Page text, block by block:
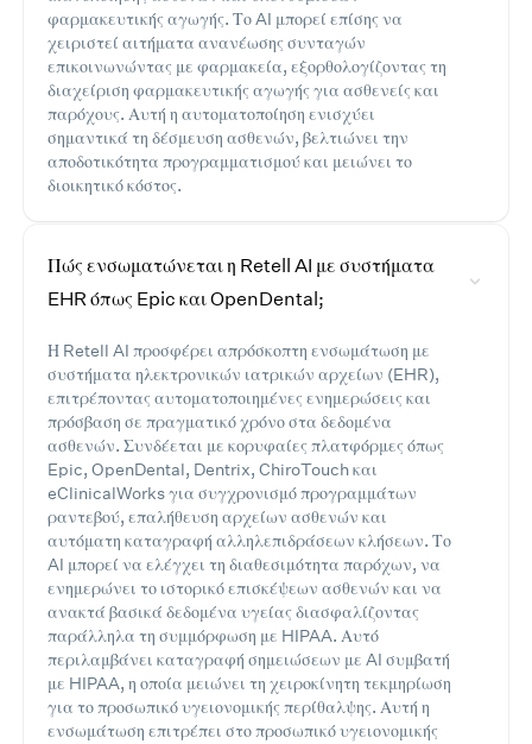
φαρμακευτικής αγωγής. Το AI μπορεί επίσης να
χειριστεί αιτήματα ανανέωσης συνταγών
επικοινωνώντας με φαρμακεία, εξορθολογίζοντας τη
διαχείριση φαρμακευτικής αγωγής για ασθενείς και
παρόχους. Αυτή η αυτοματοποίηση ενισχύει
σημαντικά τη δέσμευση ασθενών, βελτιώνει την
αποδοτικότητα προγραμματισμού και μειώνει το
διοικητικό κόστος.
Πώς ενσωματώνεται η Retell AI με συστήματα
EHR όπως Epic και OpenDental;
Η Retell AI προσφέρει απρόσκοπτη ενσωμάτωση με
συστήματα ηλεκτρονικών ιατρικών αρχείων (EHR),
επιτρέποντας αυτοματοποιημένες ενημερώσεις και
πρόσβαση σε πραγματικό χρόνο στα δεδομένα
ασθενών. Συνδέεται με κορυφαίες πλατφόρμες όπως
Epic, OpenDental, Dentrix, ChiroTouch και
eClinicalWorks για συγχρονισμό προγραμμάτων
ραντεβού, επαλήθευση αρχείων ασθενών και
αυτόματη καταγραφή αλληλεπιδράσεων κλήσεων. Το
AI μπορεί να ελέγχει τη διαθεσιμότητα παρόχων, να
ενημερώνει το ιστορικό επισκέψεων ασθενών και να
ανακτά βασικά δεδομένα υγείας διασφαλίζοντας
παράλληλα τη συμμόρφωση με HIPAA. Αυτό
περιλαμβάνει καταγραφή σημειώσεων με AI συμβατή
με HIPAA, η οποία μειώνει τη χειροκίνητη τεκμηρίωση
για το προσωπικό υγειονομικής περίθαλψης. Αυτή η
ενσωμάτωση επιτρέπει στο προσωπικό υγειονομικής